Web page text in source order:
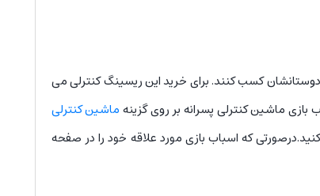
دوستانشان کسب کنند. برای خرید این ریسینگ کنترلی می
ماشین کنترلی پسرانه بر روی گزینه ماشین کنترلی
که اسباب بازی مورد علاقه خود را در صفحه